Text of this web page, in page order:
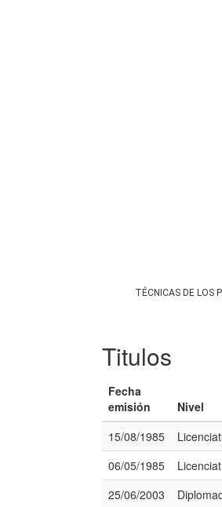
TÉCNICAS DE LOS
Titulos
Fecha
emisión
Nivel
15/08/1985
06/05/1985
25/06/2003